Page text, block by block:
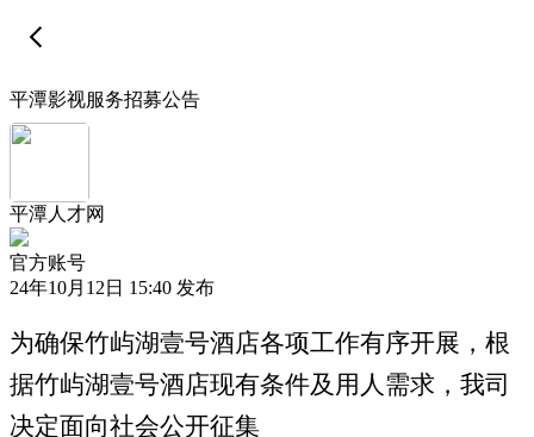
平潭影视服务招募公告
平潭人才网
官方账号
24年10月12日 15:40 发布
为确保竹屿湖壹号酒店各项工作有序开展，根
据竹屿湖壹号酒店现有条件及用人需求，我司
决定面向社会公开征集